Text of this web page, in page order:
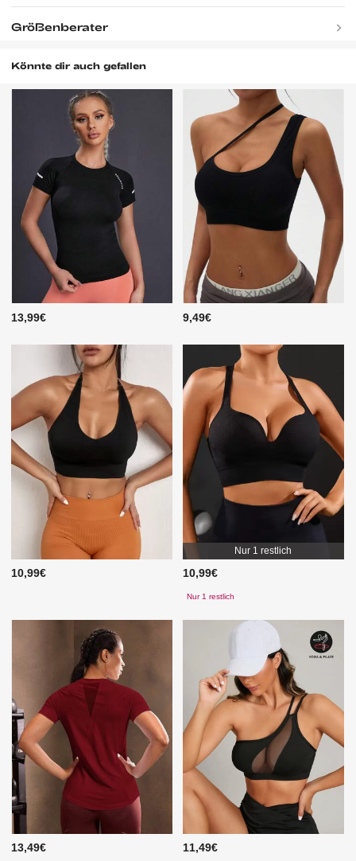
Größenberater
Könnte dir auch gefallen
13,99€ 9,49€
10,99€
Nur 1 restlich
10,99€
Nur 1 restlich
13,49€ 11,49€